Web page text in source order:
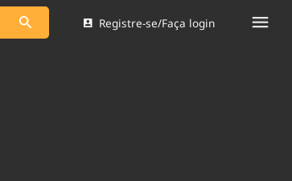
Registre-se/Faça login